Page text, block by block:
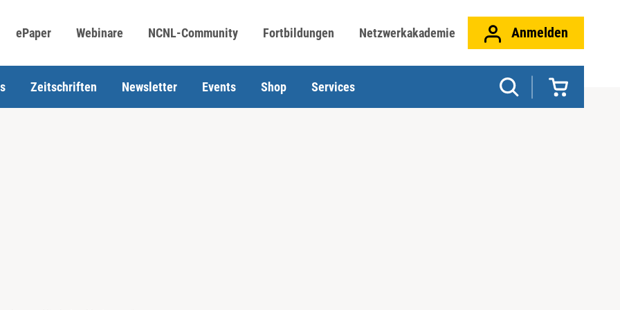
ePaper Webinare NCNL-Community Fortbildungen Netzwerkakademie Anmelden
Zeitschriften Newsletter Events Shop Services